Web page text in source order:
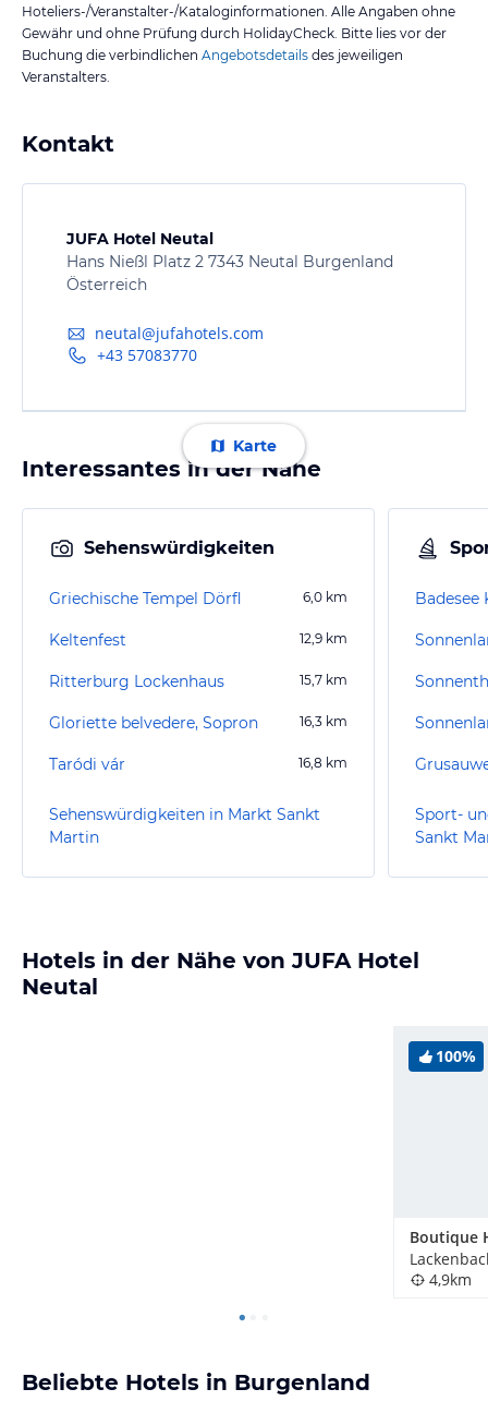
Hoteliers-/Veranstalter-/Kataloginformationen. Alle Angaben ohne
Gewähr und ohne Prüfung durch HolidayCheck. Bitte lies vor der
Buchung die verbindlichen Angebotsdetails des jeweiligen
Veranstalters.
Kontakt
JUFA Hotel Neutal
Hans Nießl Platz 2 7343 Neutal Burgenland
Österreich
neutal@jufahotels.com
+43 57083770
Karte
Interessantes in der Nähe
Sehenswürdigkeiten
Griechische Tempel Dörfl 6,0 km
Keltenfest 12,9 km
Ritterburg Lockenhaus 15,7 km
Gloriette belvedere, Sopron 16,3 km
Taródi vár 16,8 km
Sehenswürdigkeiten in Markt Sankt
Martin
Badesee
Sport-
Sankt
Hotels in der Nähe von JUFA Hotel
Neutal
100%
4,9km
Beliebte Hotels in Burgenland